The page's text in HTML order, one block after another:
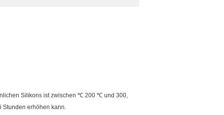
Silikons ist zwischen ℃ 200 ℃ und 300,
Stunden erhöhen kann.